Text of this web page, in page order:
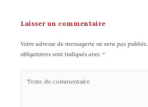
Laisser un commentaire
Votre adresse de messagerie ne sera pas publiée.
obligatoires sont indiqués avec *